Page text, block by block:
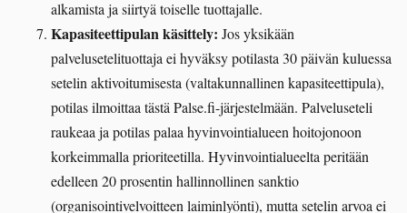
alkamista ja siirtyä toiselle tuottajalle.
Kapasiteettipulan käsittely: Jos yksikään
palvelusetelituottaja ei hyväksy potilasta 30 päivän kuluessa
setelin aktivoitumisesta (valtakunnallinen kapasiteettipula),
potilas ilmoittaa tästä Palse.fi-järjestelmään. Palveluseteli
raukeaa ja potilas palaa hyvinvointialueen hoitojonoon
korkeimmalla prioriteetilla. Hyvinvointialueelta peritään
edelleen 20 prosentin hallinnollinen sanktio
(organisointivelvoitteen laiminlyönti), mutta setelin arvoa ei